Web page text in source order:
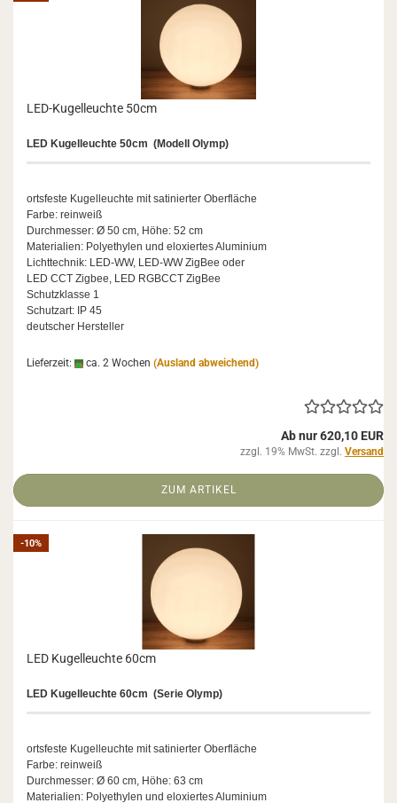
LED-​Ku­gel­leuch­te 50cm
LED Ku­gel­leuch­te 50cm (Mo­dell Olymp)
orts­fes­te Ku­gel­leuch­te mit sa­ti­nier­ter Ober­flä­che
Farbe: rein­weiß
Durch­mes­ser: Ø 50 cm, Höhe: 52 cm
Ma­te­ria­li­en: Po­ly­ethy­len und elo­xier­tes Alu­mi­ni­um
Licht­tech­nik: LED-​WW, LED-​WW Zig­Bee oder
LED CCT Zig­bee, LED RGBCCT Zig­Bee
Schutz­klas­se 1
Schutz­art: IP 45
deut­scher Her­stel­ler
Lieferzeit: ca. 2 Wochen (Ausland abweichend)
Ab nur 620,10 EUR
zzgl. 19% MwSt. zzgl. Versand
ZUM ARTIKEL
-10%
LED Ku­gel­leuch­te 60cm
LED Ku­gel­leuch­te 60cm (Serie Olymp)
orts­fes­te Ku­gel­leuch­te mit sa­ti­nier­ter Ober­flä­che
Farbe: rein­weiß
Durch­mes­ser: Ø 60 cm, Höhe: 63 cm
Ma­te­ria­li­en: Po­ly­ethy­len und elo­xier­tes Alu­mi­ni­um